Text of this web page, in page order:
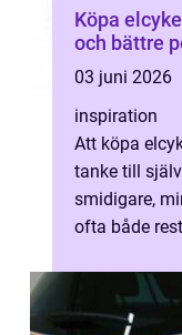
Köpa elcykel guide till smartare vardag
och bättre
03 juni 2026
inspiration
Att köpa
tanke till
smidigare,
ofta både